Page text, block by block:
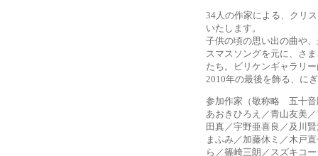
34人の作家による、クリ
いたします。
子供の頃の思い出の曲や
スマスソングを元に、さ
たち。ビリケンギャラリ
2010年の最後を飾る、に
参加作家（敬称略 五十音
あおきひろえ／青山友美
田真／宇野亜喜良／及川
まふみ／加藤休ミ／木戸
ら／篠崎三朗／スズキコ